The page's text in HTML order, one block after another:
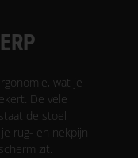
wat je
De vele
de stoel
rug- en nekpijn
zit.